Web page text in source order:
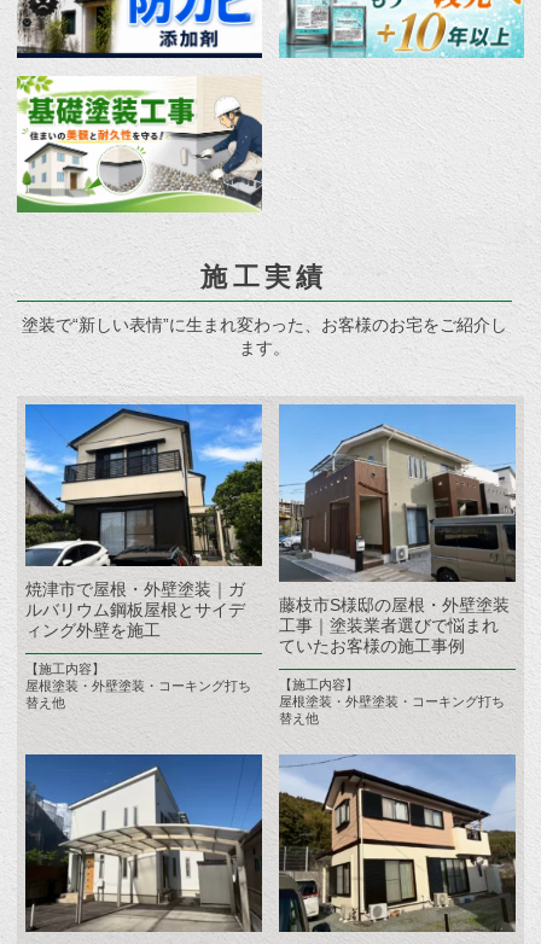
施工実績
塗装で“新しい表情”に生まれ変わった、お客様のお宅をご紹介し
ます。
焼津市で屋根・外壁塗装｜ガ
ルバリウム鋼板屋根とサイデ
ィング外壁を施工
【施工内容】
屋根塗装・外壁塗装・コーキング打ち
替え他
藤枝市S様邸の屋根・外壁塗装
工事｜塗装業者選びで悩まれ
ていたお客様の施工事例
【施工内容】
屋根塗装・外壁塗装・コーキング打ち
替え他